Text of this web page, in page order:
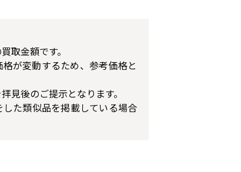
取金額です。
が変動するため、参考価格と
見後のご提示となります。
た類似品を掲載している場合